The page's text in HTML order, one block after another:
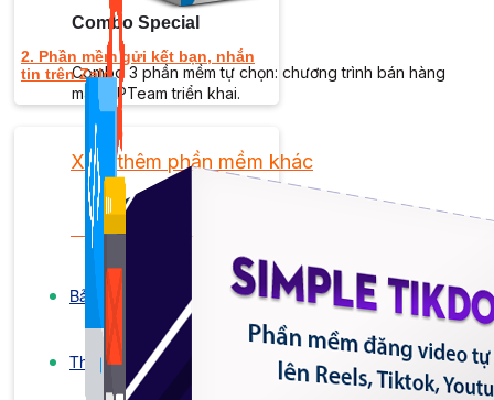
Combo Special
Combo 3 phần mềm tự chọn: chương trình bán hàng
mà ATPTeam triển khai.
Xem thêm phần mềm khác
Xem thêm phần mềm khác
Bảng Giá
Thanh Toán
2. Phần mềm gửi kết bạn, nhắn
tin trên Zalo